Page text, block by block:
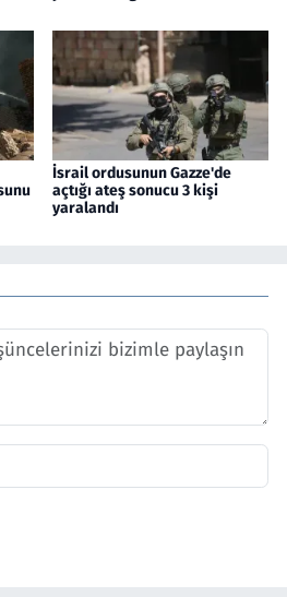
İsrail ordusunun Gazze'de
açtığı ateş sonucu 3 kişi
yaralandı